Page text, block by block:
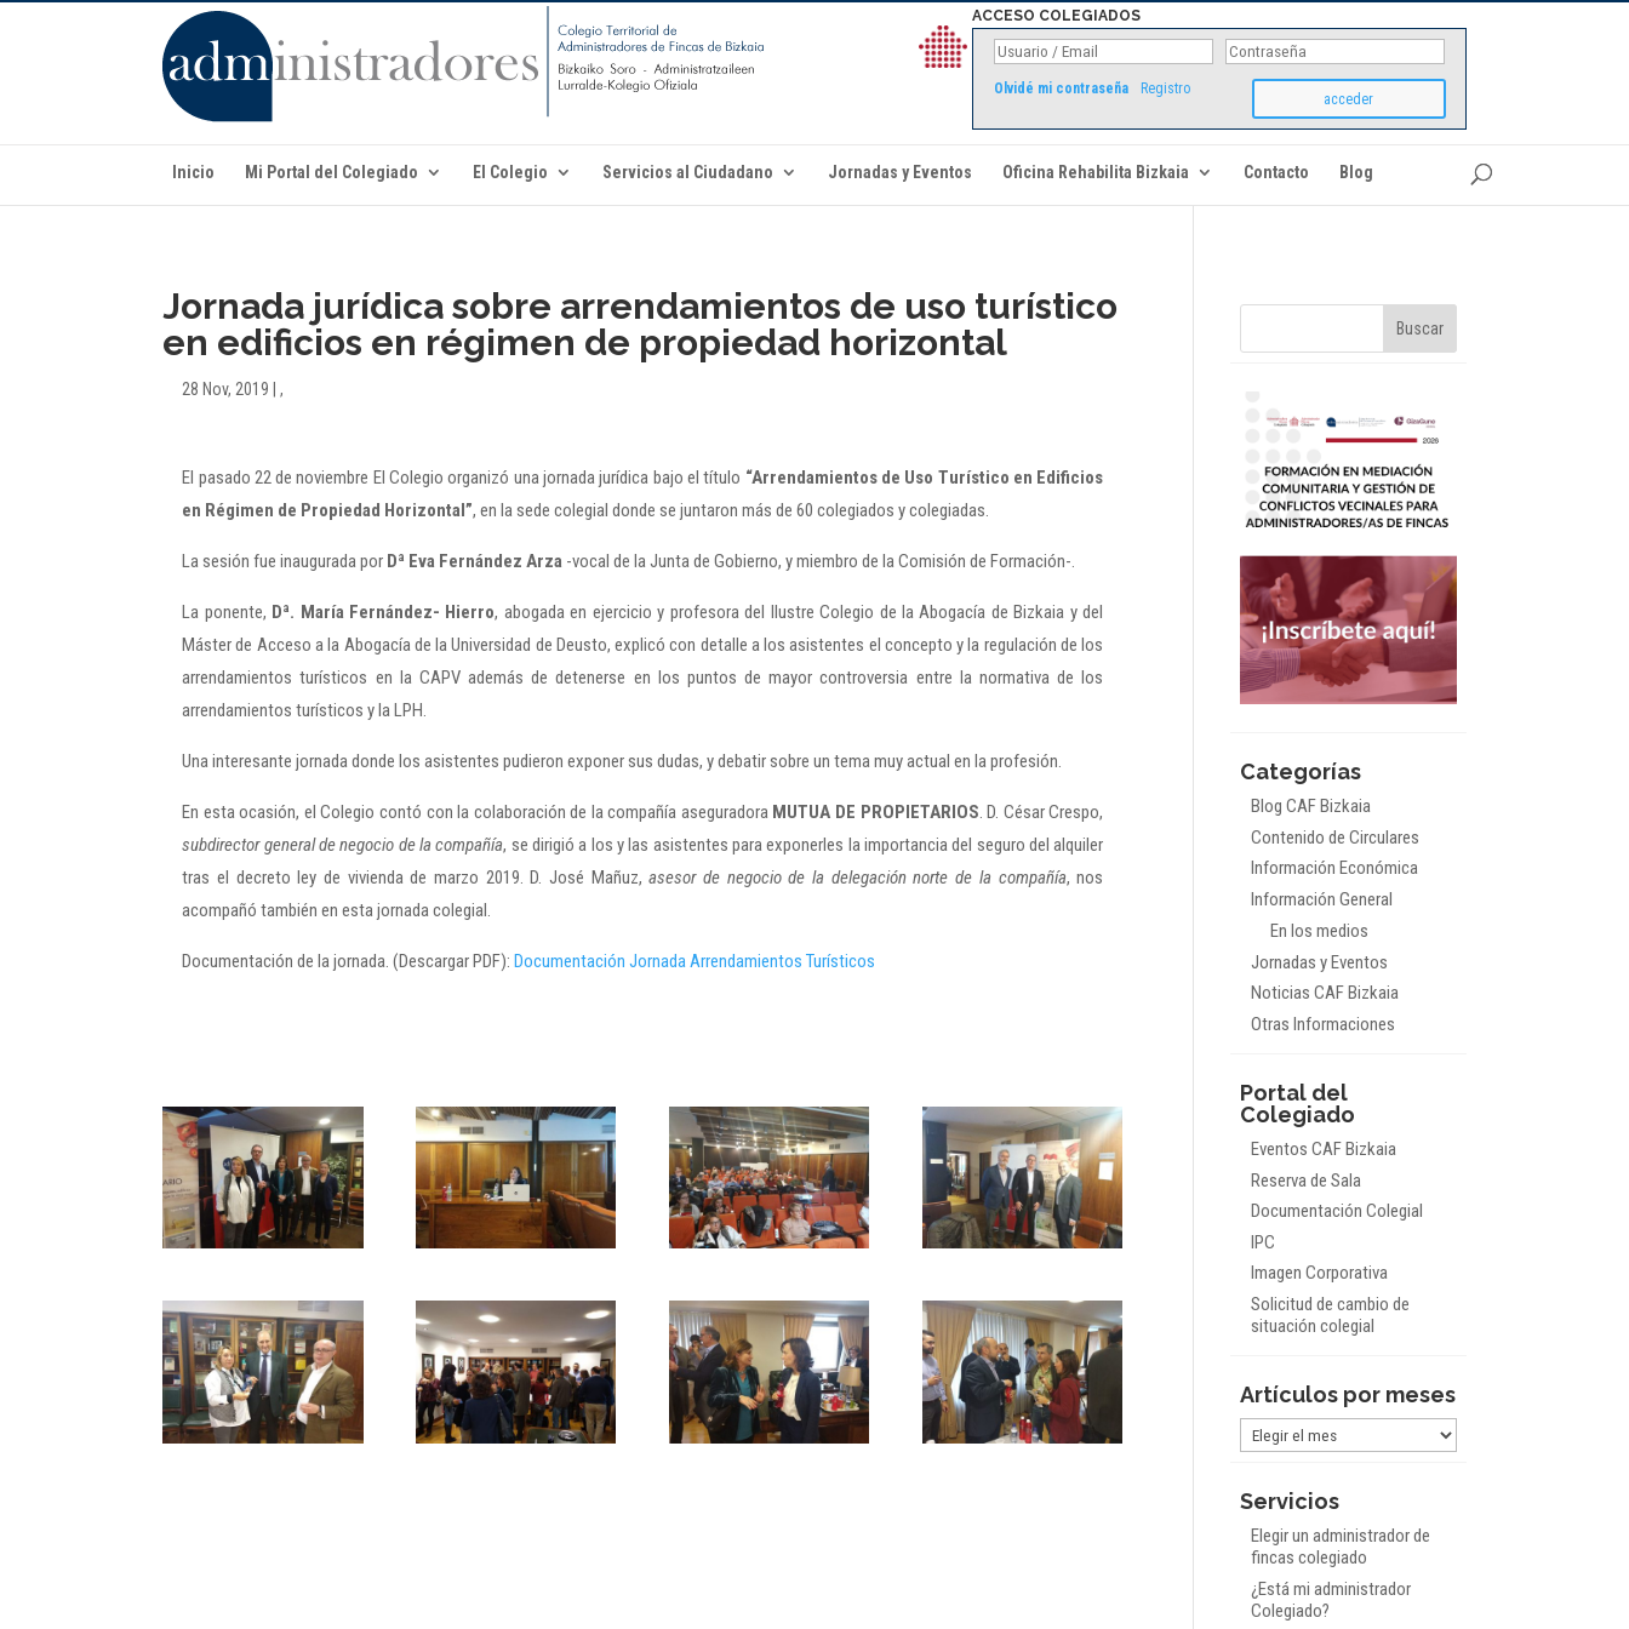
ACCESO COLEGIADOS
Olvidé mi contraseña Registro
Inicio Mi Portal del Colegiado El Colegio Servicios al Ciudadano Jornadas y Eventos Oficina Rehabilita Bizkaia Contacto Blog
Jornada jurídica sobre arrendamientos de uso turístico
en edificios en régimen de propiedad horizontal
28 Nov, 2019 |,
El pasado 22 de noviembre El Colegio organizó una jornada jurídica bajo el título “Arrendamientos de Uso Turístico en Edificios
en Régimen de Propiedad Horizontal”, en la sede colegial donde se juntaron más de 60 colegiados y colegiadas.
La sesión fue inaugurada por Dª Eva Fernández Arza -vocal de la Junta de Gobierno, y miembro de la Comisión de Formación-.
La ponente, Dª. María Fernández- Hierro, abogada en ejercicio y profesora del Ilustre Colegio de la Abogacía de Bizkaia y del
Máster de Acceso a la Abogacía de la Universidad de Deusto, explicó con detalle a los asistentes el concepto y la regulación de los
arrendamientos turísticos en la CAPV además de detenerse en los puntos de mayor controversia entre la normativa de los
arrendamientos turísticos y la LPH.
Una interesante jornada donde los asistentes pudieron exponer sus dudas, y debatir sobre un tema muy actual en la profesión.
En esta ocasión, el Colegio contó con la colaboración de la compañía aseguradora MUTUA DE PROPIETARIOS. D. César Crespo,
subdirector general de negocio de la compañía, se dirigió a los y las asistentes para exponerles la importancia del seguro del alquiler
tras el decreto ley de vivienda de marzo 2019. D. José Mañuz, asesor de negocio de la delegación norte de la compañía, nos
acompañó también en esta jornada colegial.
Documentación de la jornada. (Descargar PDF):Documentación Jornada Arrendamientos Turísticos
Categorías
Blog CAF Bizkaia
Contenido de Circulares
Información Económica
Información General
En los medios
Jornadas y Eventos
Noticias CAF Bizkaia
Otras Informaciones
Portal del
Colegiado
Eventos CAF Bizkaia
Reserva de Sala
Documentación Colegial
IPC
Imagen Corporativa
Solicitud de cambio de
situación colegial
Artículos por meses
Artículos
meses
Servicios
Elegir un administrador de
fincas colegiado
¿Está mi administrador
Colegiado?